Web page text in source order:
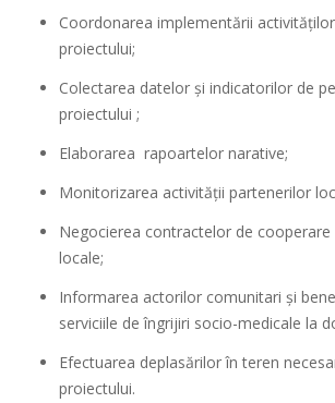
Coordonarea implementării
proiectului;
Colectarea datelor şi indicatorilor de
proiectului ;
Elaborarea rapoartelor narative;
Monitorizarea activității partenerilor
Negocierea contractelor de
locale;
Informarea actorilor comunitari şi
serviciile de îngrijiri socio-medicale la
Efectuarea deplasărilor în teren
proiectului.